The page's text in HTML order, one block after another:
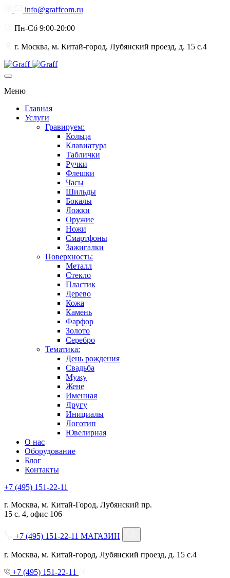
info@graffcom.ru
Пн-Сб 9:00-20:00
г. Москва, м. Китай-город, Лубянский проезд, д. 15 с.4
Меню
Главная
Услуги
Гравируем:
Кольца
Клавиатура
Таблички
Ручки
Флешки
Часы
Шильды
Бокалы
Ложки
Оружие
Ножи
Смартфоны
Зажигалки
Поверхность:
Металл
Стекло
Пластик
Дерево
Кожа
Камень
Фарфор
Золото
Серебро
Тематика:
День рождения
Свадьба
Мужу
Жене
Именная
Другу
Инициалы
Логотип
Ювелирная
О нас
Оборудование
Блог
Контакты
+7 (495) 151-22-11
г. Москва, м. Китай-Город, Лубянский пр.
15 с. 4, офис 106
+7 (495) 151-22-11 МАГАЗИН
г. Москва, м. Китай-город, Лубянский проезд, д. 15 с.4
+7 (495) 151-22-11